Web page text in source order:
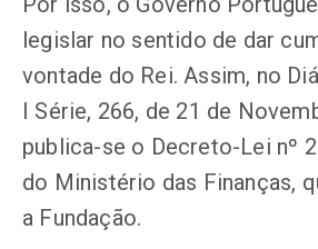
legislar no sentido de dar
vontade do Rei. Assim, no
I Série, 266, de 21 de
publica-se o Decreto-Lei nº
do Ministério das Finanças,
a Fundação.